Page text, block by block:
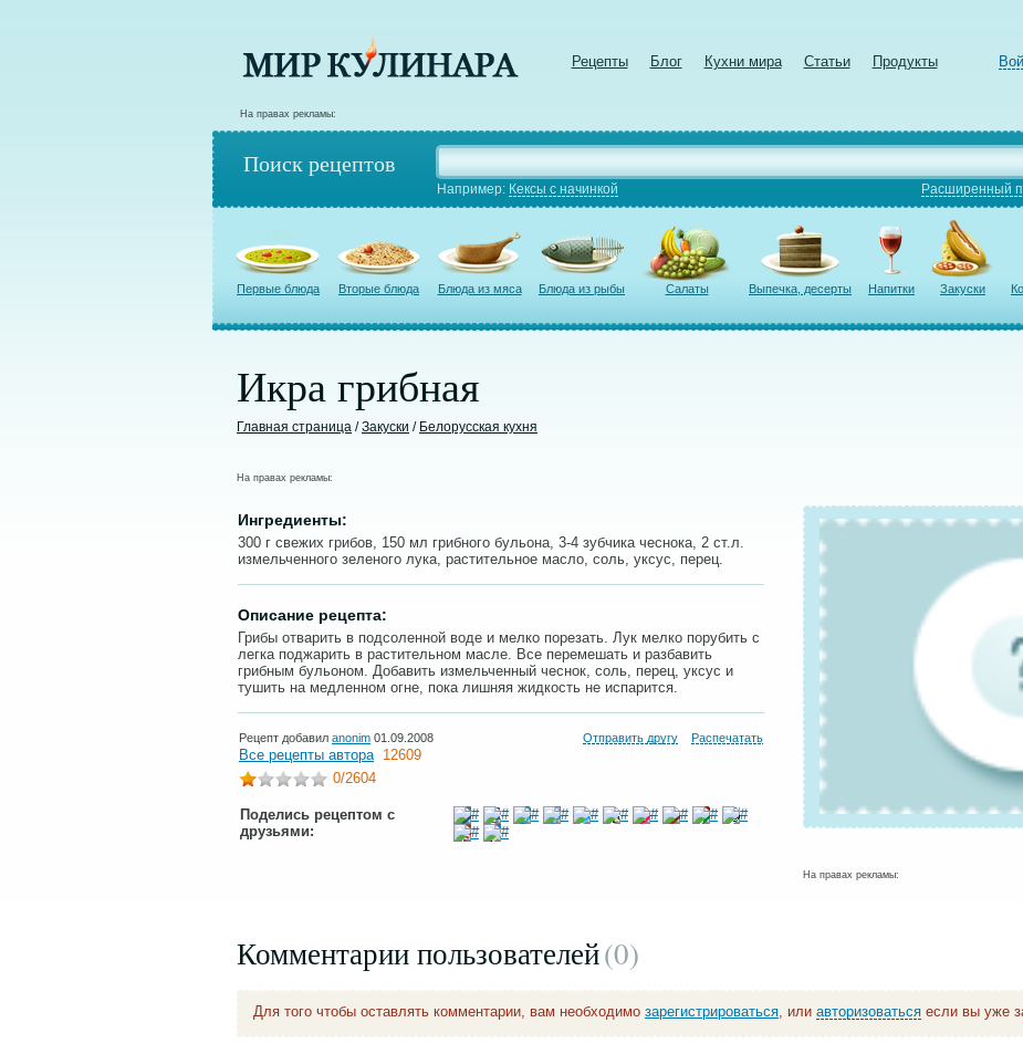
Рецепты Блог Кухни мира Статьи Продукты
На правах рекламы:
Поиск рецептов
Например: Кексы с начинкой Расширенный
Первые блюда Вторые блюда Блюда из мяса Блюда из рыбы Салаты Выпечка, десерты Напитки Закуски
Икра грибная
Главная страница /Закуски / Белорусская кухня
На правах рекламы:
Ингредиенты:
300 г свежих грибов, 150 мл грибного бульона, 3-4 зубчика чеснока, 2 ст.л.
измельченного зеленого лука, растительное масло, соль, уксус, перец.
Описание рецепта:
Грибы отварить в подсоленной воде и мелко порезать. Лук мелко порубить с
легка поджарить в растительном масле. Все перемешать и разбавить
грибным бульоном. Добавить измельченный чеснок, соль, перец, уксус и
тушить на медленном огне, пока лишняя жидкость не испарится.
Рецепт добавил anonim 01.09.2008 Отправить другу Распечатать
Все рецепты автора 12609
0/2604
Поделись рецептом с
друзьями:
На правах рекламы:
Комментарии пользователей(0)
Для того чтобы оставлять комментарии, вам необходимо зарегистрироваться, или авторизоваться если вы уже